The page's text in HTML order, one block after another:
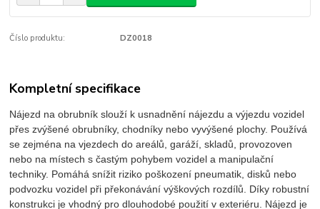
Číslo produktu: DZ0018
Kompletní specifikace
Nájezd na obrubník slouží k usnadnění nájezdu a výjezdu vozidel
přes zvýšené obrubníky, chodníky nebo vyvýšené plochy. Používá
se zejména na vjezdech do areálů, garáží, skladů, provozoven
nebo na místech s častým pohybem vozidel a manipulační
techniky. Pomáhá snížit riziko poškození pneumatik, disků nebo
podvozku vozidel při překonávání výškových rozdílů. Díky robustní
konstrukci je vhodný pro dlouhodobé použití v exteriéru. Nájezd je